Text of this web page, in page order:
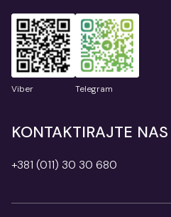
Viber Telegram
KONTAKTIRAJTE NAS
+381 (011) 30 30 680